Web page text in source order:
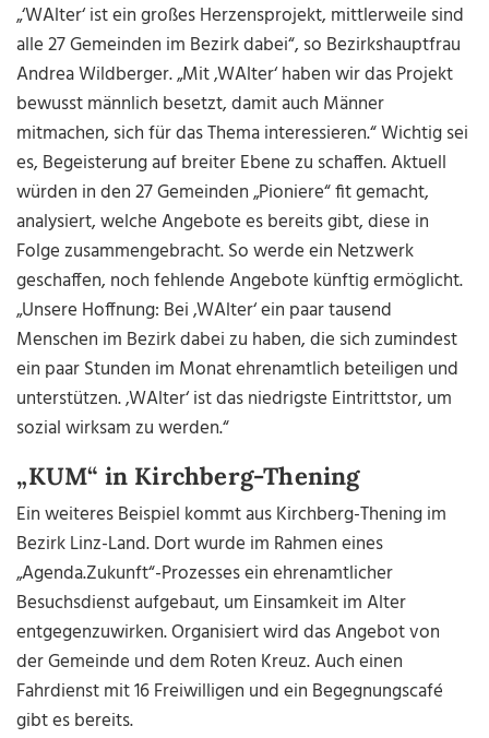
„‘WAlter‘ ist ein großes Herzensprojekt, mittlerweile sind
alle 27 Gemeinden im Bezirk dabei“, so Bezirkshauptfrau
Andrea Wildberger. „Mit ‚WAlter‘ haben wir das Projekt
bewusst männlich besetzt, damit auch Männer
mitmachen, sich für das Thema interessieren.“ Wichtig sei
es, Begeisterung auf breiter Ebene zu schaffen. Aktuell
würden in den 27 Gemeinden „Pioniere“ fit gemacht,
analysiert, welche Angebote es bereits gibt, diese in
Folge zusammengebracht. So werde ein Netzwerk
geschaffen, noch fehlende Angebote künftig ermöglicht.
„Unsere Hoffnung: Bei ‚WAlter‘ ein paar tausend
Menschen im Bezirk dabei zu haben, die sich zumindest
ein paar Stunden im Monat ehrenamtlich beteiligen und
unterstützen. ‚WAlter‘ ist das niedrigste Eintrittstor, um
sozial wirksam zu werden.“
„KUM“ in Kirchberg-Thening
Ein weiteres Beispiel kommt aus Kirchberg-Thening im
Bezirk Linz-Land. Dort wurde im Rahmen eines
„Agenda.Zukunft“-Prozesses ein ehrenamtlicher
Besuchsdienst aufgebaut, um Einsamkeit im Alter
entgegenzuwirken. Organisiert wird das Angebot von
der Gemeinde und dem Roten Kreuz. Auch einen
Fahrdienst mit 16 Freiwilligen und ein Begegnungscafé
gibt es bereits.